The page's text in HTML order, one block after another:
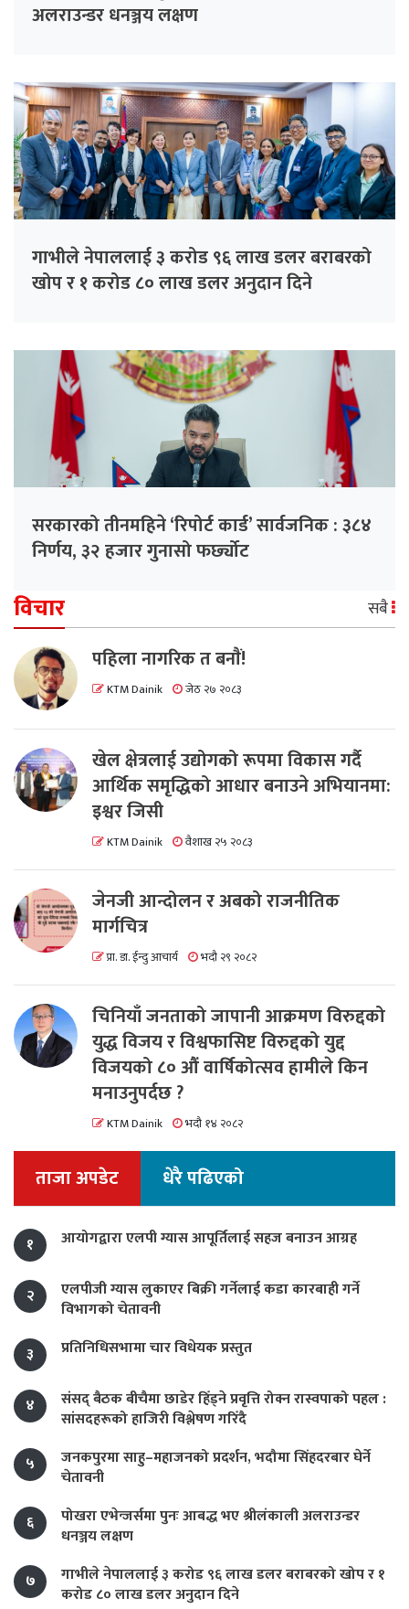
अलराउन्डर धनञ्जय लक्षण
गाभीले नेपाललाई ३ करोड ९६ लाख डलर बराबरको
खोप र १ करोड ८० लाख डलर अनुदान दिने
सरकारको तीनमहिने ‘रिपोर्ट कार्ड’ सार्वजनिक : ३८४
निर्णय, ३२ हजार गुनासो फर्छ्योट
विचार सबै
पहिला नागरिक त बनाैं!
KTM Dainik जेठ २७ २०८३
खेल क्षेत्रलाई उद्योगको रूपमा विकास गर्दै
आर्थिक समृद्धिको आधार बनाउने अभियानमा:
इश्वर जिसी
KTM Dainik वैशाख २५ २०८३
जेनजी आन्दोलन र अबको राजनीतिक
मार्गचित्र
प्रा. डा. ईन्दु आचार्य भदौ २९ २०८२
चिनियाँ जनताको जापानी आक्रमण विरुद्दको
युद्ध विजय र विश्वफासिष्ट विरुद्दको युद्द
विजयको ८० औं वार्षिकोत्सव हामीले किन
मनाउनुपर्दछ ?
KTM Dainik भदौ १४ २०८२
ताजा अपडेट धेरै पढिएको
१ आयोगद्वारा एलपी ग्यास आपूर्तिलाई सहज बनाउन आग्रह
२
एलपीजी ग्यास लुकाएर बिक्री गर्नेलाई कडा कारबाही गर्ने
विभागको चेतावनी
३
प्रतिनिधिसभामा चार विधेयक प्रस्तुत
४
संसद् बैठक बीचैमा छाडेर हिँड्ने प्रवृत्ति रोक्न रास्वपाको पहल :
सांसदहरूको हाजिरी विश्लेषण गरिँदै
५
जनकपुरमा साहु–महाजनको प्रदर्शन, भदौमा सिंहदरबार घेर्ने
चेतावनी
६
पोखरा एभेन्जर्समा पुनः आबद्ध भए श्रीलंकाली अलराउन्डर
धनञ्जय लक्षण
७
गाभीले नेपाललाई ३ करोड ९६ लाख डलर बराबरको खोप र १
करोड ८० लाख डलर अनुदान दिने